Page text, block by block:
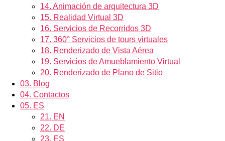
14. Animación de arquitectura 3D
15. Realidad Virtual 3D
16. Servicios de Recorridos 3D
17. 360° Servicios de tours virtuales
18. Renderizado de Vista Aérea
19. Servicios de Amueblamiento Virtual
20. Renderizado de Plano de Sitio
03. Blog
04. Contactos
05. ES
21. EN
22. DE
23. ES